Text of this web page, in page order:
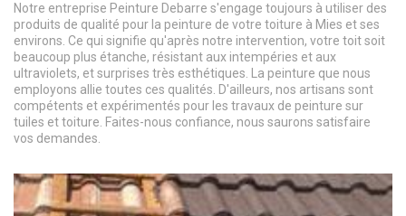
Notre entreprise Peinture Debarre s'engage toujours à utiliser des
produits de qualité pour la peinture de votre toiture à Mies et ses
environs. Ce qui signifie qu'après notre intervention, votre toit soit
beaucoup plus étanche, résistant aux intempéries et aux
ultraviolets, et surprises très esthétiques. La peinture que nous
employons allie toutes ces qualités. D'ailleurs, nos artisans sont
compétents et expérimentés pour les travaux de peinture sur
tuiles et toiture. Faites-nous confiance, nous saurons satisfaire
vos demandes.